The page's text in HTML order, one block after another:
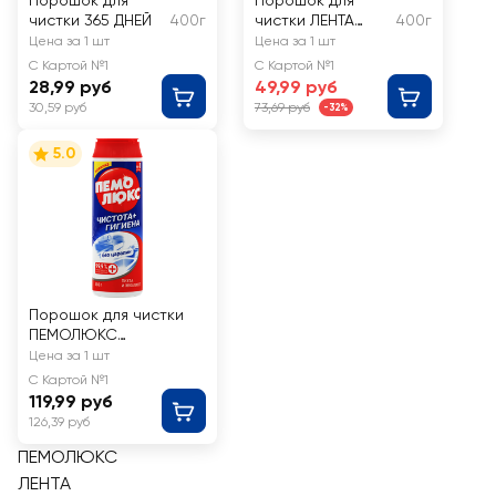
чистки 365 ДНЕЙ
400г
Цена за 1 шт
С Картой №1
28,99 руб
30,59 руб
чистки ЛЕНТА
Ослепительно
белый
400г
Цена за 1 шт
С Картой №1
49,99 руб
73,69 руб -32%
5.0
Порошок для чистки
ПЕМОЛЮКС
Чистота+Гигиена
Пихта и эвкалипт, 480г
Цена за 1 шт
С Картой №1
119,99 руб
126,39 руб
ПЕМОЛЮКС
ЛЕНТА